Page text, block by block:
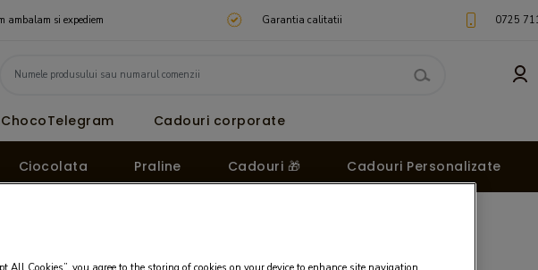
ambalam si expediem Garantia calitatii 0725
ChocoTelegram Cadouri corporate
Ciocolata Praline Cadouri 🎁 Cadouri Personalizate